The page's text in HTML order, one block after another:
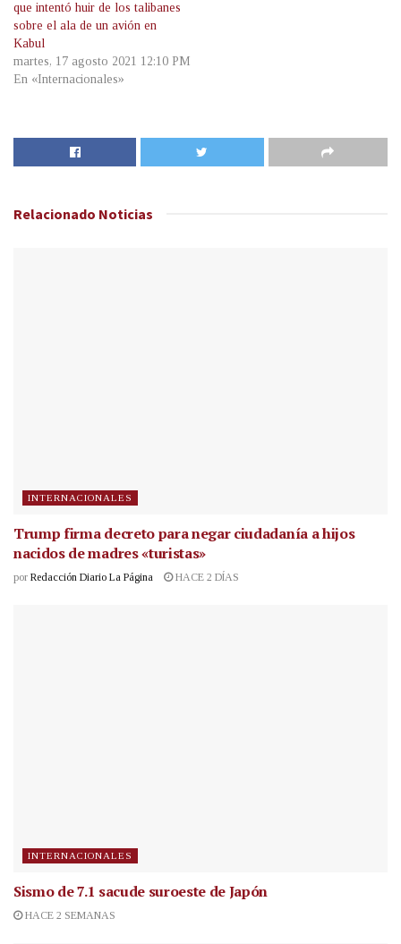
que intentó huir de los talibanes
sobre el ala de un avión en
Kabul
martes, 17 agosto 2021 12:10 PM
En «Internacionales»
Relacionado Noticias
INTERNACIONALES
Trump firma decreto para negar ciudadanía a hijos
nacidos de madres «turistas»
por Redacción Diario La Página HACE 2 DÍAS
INTERNACIONALES
Sismo de 7.1 sacude suroeste de Japón
HACE 2 SEMANAS